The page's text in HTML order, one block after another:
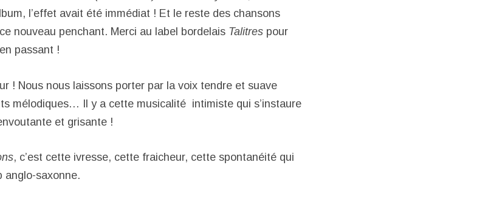
l’effet avait été immédiat ! Et le reste des chansons
nouveau penchant. Merci au label bordelais Talitres pour
passant !
! Nous nous laissons porter par la voix tendre et suave
mélodiques… Il y a cette musicalité intimiste qui s’instaure
et grisante !
, c’est cette ivresse, cette fraicheur, cette spontanéité qui
anglo-saxonne.